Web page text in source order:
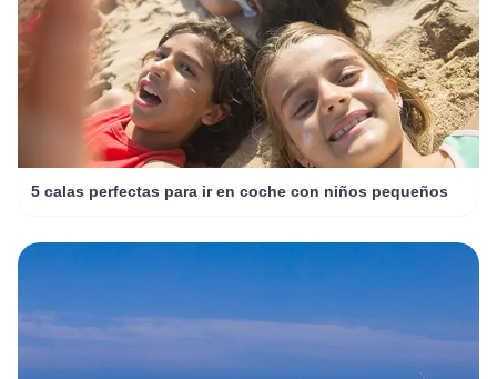
5 calas perfectas para ir en coche con niños pequeños